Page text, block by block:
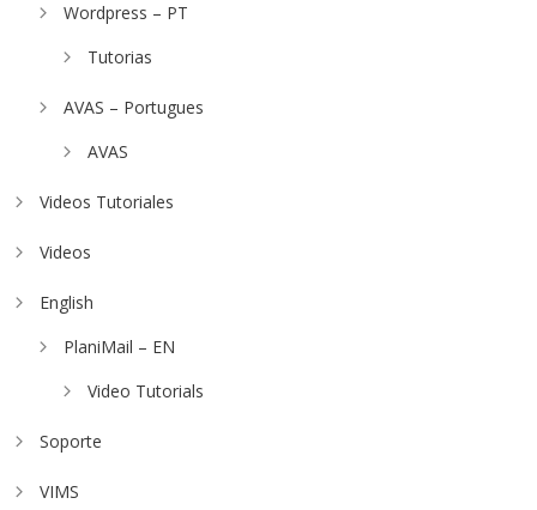
Wordpress – PT
Tutorias
AVAS – Portugues
AVAS
Videos Tutoriales
Videos
English
PlaniMail – EN
Video Tutorials
Soporte
VIMS